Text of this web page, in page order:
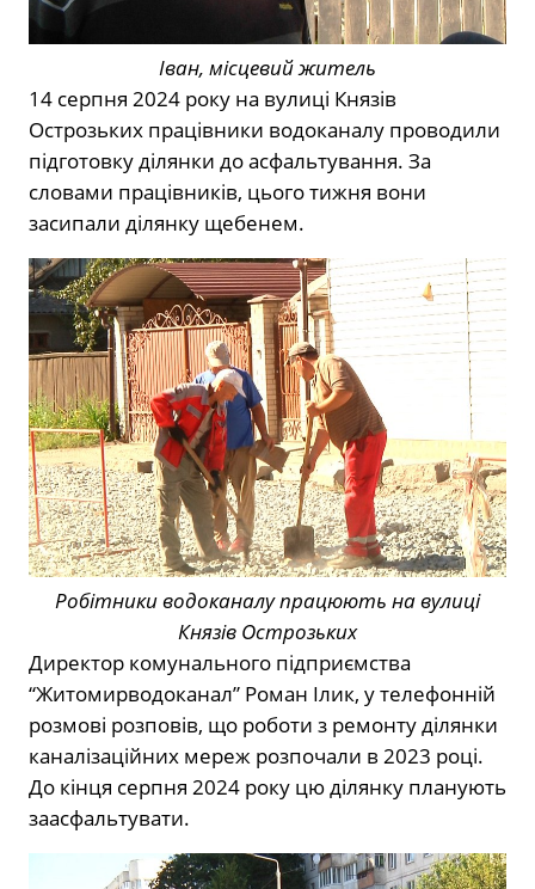
Іван, місцевий житель
14 серпня 2024 року на вулиці Князів
Острозьких працівники водоканалу проводили
підготовку ділянки до асфальтування. За
словами працівників, цього тижня вони
засипали ділянку щебенем.
Робітники водоканалу працюють на вулиці
Князів Острозьких
Директор комунального підприємства
“Житомирводоканал” Роман Ілик, у телефонній
розмові розповів, що роботи з ремонту ділянки
каналізаційних мереж розпочали в 2023 році.
До кінця серпня 2024 року цю ділянку планують
заасфальтувати.